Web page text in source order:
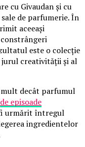
cu Givaudan și cu
de parfumerie. În
aceeași
este o colecție
creativității și al
mult decât parfumul
de episoade
urmărit întregul
ingredientelor